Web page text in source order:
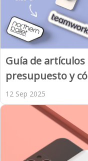
Guía de
presupuesto y
12 Sep 2025